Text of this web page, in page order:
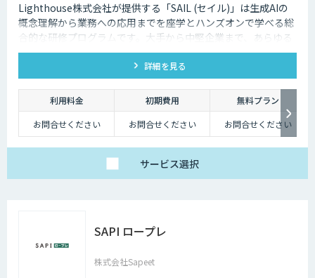
Lighthouse株式会社が提供する「SAIL (セイル)」は生成AIの
概念理解から業務への応用までを座学とハンズオンで学べる総
合的な研修プログラムです。大手から中堅企業まで、あらゆる
業界・業種の企業様にご利用いただけます。
詳細を見る
利用料金 初期費用
無料プラン
お問合せください
お問合せください お問合せください
サービス選択
SAPI ロープレ
株式会社Sapeet